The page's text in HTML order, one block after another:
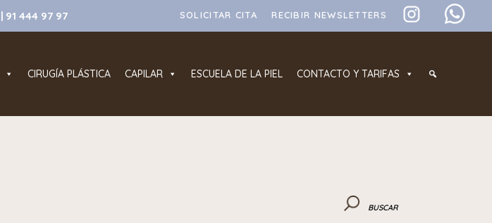
| 91 444 97 97 SOLICITAR CITA RECIBIR NEWSLETTERS
CIRUGÍA PLÁSTICA CAPILAR ESCUELA DE LA PIEL CONTACTO Y TARIFAS
BUSCAR